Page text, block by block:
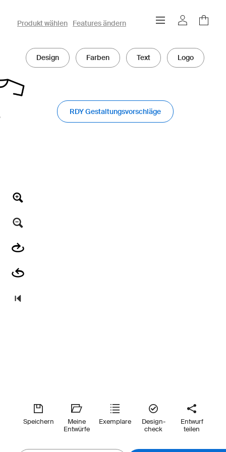
owayo 3D-Konfigurator
Produkt wählen Features ändern
Design Farben Text Logo
RDY Gestaltungsvorschläge
Speichern
Meine
Entwürfe
Exemplare
Design-
check
Entwurf
teilen